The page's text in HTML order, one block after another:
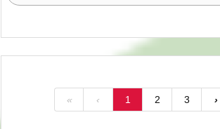
« ‹ 1 2 3 ›